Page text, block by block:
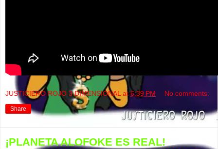
JUSTICIERO ROJO 3 DIMENSIONAL at6:39 PM No comments:
Share
¡PLANETA ALOFOKE ES REAL!